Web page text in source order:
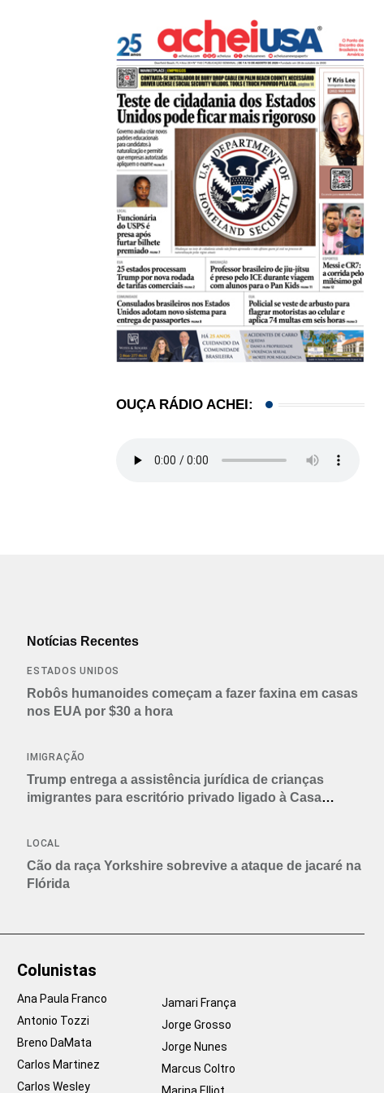
OUÇA RÁDIO ACHEI:
Notícias Recentes
ESTADOS UNIDOS
Robôs humanoides começam a fazer faxina em casas
nos EUA por $30 a hora
IMIGRAÇÃO
Trump entrega a assistência jurídica de crianças
imigrantes para escritório privado ligado à Casa
LOCAL
Cão da raça Yorkshire sobrevive a ataque de jacaré na
Flórida
Colunistas
Ana Paula Franco
Antonio Tozzi
Breno DaMata
Carlos Martinez
Carlos Wesley
Jamari França
Jorge Grosso
Jorge Nunes
Marcus Coltro